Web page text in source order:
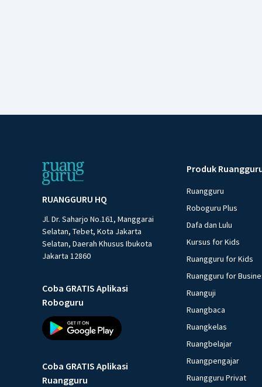
RUANGGURU HQ
Jl. Dr. Saharjo No.161, Manggarai
Selatan, Tebet, Kota Jakarta
Selatan, Daerah Khusus Ibukota
Jakarta 12860
Coba GRATIS Aplikasi
Roboguru
Coba GRATIS Aplikasi
Ruangguru
Produk
Ruangguru
Roboguru Plus
Dafa dan Lulu
Kursus for Kids
Ruangguru for Kids
Ruangguru for
Ruanguji
Ruangbaca
Ruangkelas
Ruangbelajar
Ruangpengajar
Ruangguru Privat